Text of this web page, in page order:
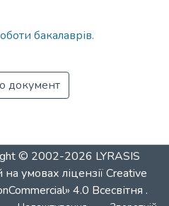
бакалаврів.
документ
© 2002-2026 LYRASIS
умовах ліцензіїCreative
4.0 Всесвітня .